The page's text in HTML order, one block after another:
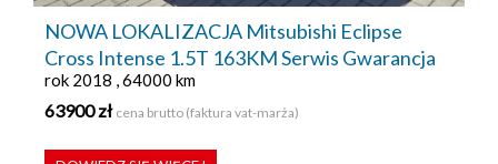
NOWA LOKALIZACJA Mitsubishi Eclipse
Cross Intense 1.5T 163KM Serwis Gwarancja
rok 2018 , 64000 km
63900 zł cena brutto (faktura vat-marża)